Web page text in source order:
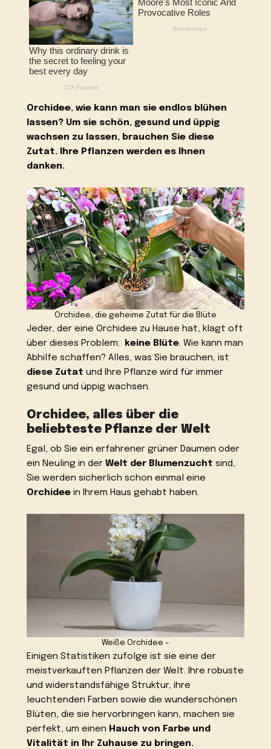
Orchidee, wie kann man sie endlos blühen
lassen? Um sie schön, gesund und üppig
wachsen zu lassen, brauchen Sie diese
Zutat. Ihre Pflanzen werden es Ihnen
danken.
Orchidee, die geheime Zutat für die Blüte
Jeder, der eine Orchidee zu Hause hat, klagt oft
über dieses Problem:
keine Blüte. Wie kann man
Abhilfe schaffen? Alles, was Sie brauchen, ist
diese Zutat und Ihre Pflanze wird für immer
gesund und üppig wachsen.
Orchidee, alles über die
beliebteste Pflanze der Welt
Egal, ob Sie ein erfahrener grüner Daumen oder
ein Neuling in derWelt der Blumenzucht sind,
Sie werden sicherlich schon einmal eine
Orchidee in Ihrem Haus gehabt haben.
Weiße Orchidee –
Einigen Statistiken zufolge ist sie eine der
meistverkauften Pflanzen der Welt. Ihre robuste
und widerstandsfähige Struktur, ihre
leuchtenden Farben sowie die wunderschönen
Blüten, die sie hervorbringen kann, machen sie
perfekt, um einen Hauch von Farbe und
Vitalität in Ihr Zuhause zu bringen.